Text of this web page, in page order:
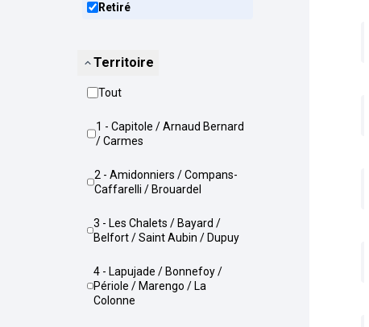
Retiré
Territoire
Tout
1 - Capitole / Arnaud Bernard
/ Carmes
2 - Amidonniers / Compans-
Caffarelli / Brouardel
3 - Les Chalets / Bayard /
Belfort / Saint Aubin / Dupuy
4 - Lapujade / Bonnefoy /
Périole / Marengo / La
Colonne